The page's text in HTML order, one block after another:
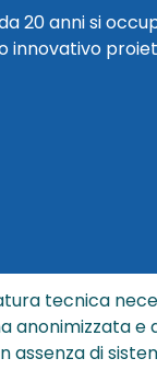
20 anni si
innovativo
Sisters
tecnica
anonimizzata
assenza di